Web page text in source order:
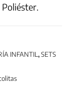
INFANTIL ,SETS